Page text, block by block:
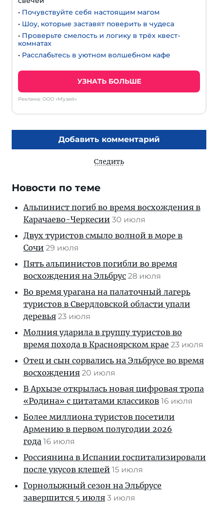
• Почувствуйте себя настоящим магом
• Шоу, которые заставят поверить в чудеса
• Проверьте смелость и логику в трёх квест-
комнатах
• Расслабьтесь в уютном волшебном кафе
УЗНАТЬ БОЛЬШЕ
Реклама: ООО «Музей»
Добавить комментарий
Следить
Новости по теме
Альпинист погиб во время восхождения в
Карачаево-Черкесии 30 июля
Двух туристов смыло волной в море в
Сочи 29 июля
Пять альпинистов погибли во время
восхождения на Эльбрус 28 июля
Во время урагана на палаточный лагерь
туристов в Свердловской области упали
деревья 23 июля
Молния ударила в группу туристов во
время похода в Красноярском крае 23 июля
Отец и сын сорвались на Эльбрусе во время
восхождения 20 июля
В Архызе открылась новая цифровая тропа
«Родина» с цитатами классиков 16 июля
Более миллиона туристов посетили
Армению в первом полугодии 2026
года 16 июля
Россиянина в Испании госпитализировали
после укусов клещей 15 июля
Горнолыжный сезон на Эльбрусе
завершится 5 июля 3 июля